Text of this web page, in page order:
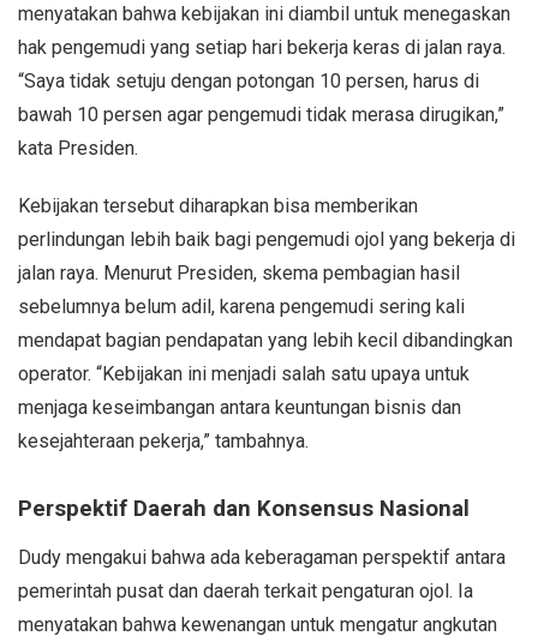
menyatakan bahwa kebijakan ini diambil untuk menegaskan
hak pengemudi yang setiap hari bekerja keras di jalan raya.
“Saya tidak setuju dengan potongan 10 persen, harus di
bawah 10 persen agar pengemudi tidak merasa dirugikan,”
kata Presiden.
Kebijakan tersebut diharapkan bisa memberikan
perlindungan lebih baik bagi pengemudi ojol yang bekerja di
jalan raya. Menurut Presiden, skema pembagian hasil
sebelumnya belum adil, karena pengemudi sering kali
mendapat bagian pendapatan yang lebih kecil dibandingkan
operator. “Kebijakan ini menjadi salah satu upaya untuk
menjaga keseimbangan antara keuntungan bisnis dan
kesejahteraan pekerja,” tambahnya.
Perspektif Daerah dan Konsensus Nasional
Dudy mengakui bahwa ada keberagaman perspektif antara
pemerintah pusat dan daerah terkait pengaturan ojol. Ia
menyatakan bahwa kewenangan untuk mengatur angkutan